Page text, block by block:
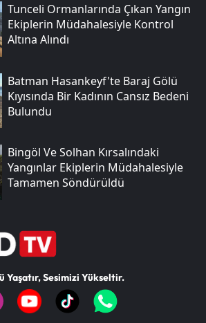
Tunceli Ormanlarında Çıkan Yangın
Ekiplerin Müdahalesiyle Kontrol
Altına Alındı
Batman Hasankeyf'te Baraj Gölü
Kıyısında Bir Kadının Cansız Bedeni
Bulundu
Bingöl Ve Solhan Kırsalındaki
Yangınlar Ekiplerin Müdahalesiyle
Tamamen Söndürüldü
Yaşatır, Sesimizi Yükseltir.